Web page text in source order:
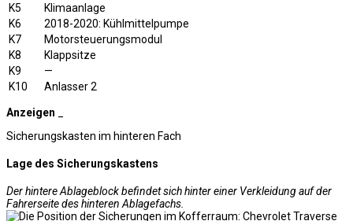
K5
Klimaanlage
K6
2018-2020: Kühlmittelpumpe
K7
Motorsteuerungsmodul
K8
Klappsitze
K9
—
K10
Anlasser 2
Anzeigen
Sicherungskasten im hinteren Fach
Lage des Sicherungskastens
Der hintere Ablageblock befindet sich hinter einer Verkleidung auf der
Fahrerseite des hinteren Ablagefachs.